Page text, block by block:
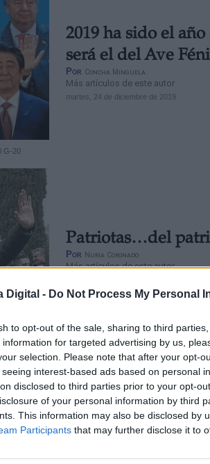
Digital - Do Not Process My Personal
to opt-out of the sale, sharing to third
information for targeted advertising by us,
selection. Please note that after your opt-
interest-based ads based on personal
disclosed to third parties prior to your opt-
of your personal information by third
This information may also be disclosed by
Participants that may further disclose it to
G-20
2019 ha sido el
será el del Ave
Por Concha Minguela
Más artículos de este autor
martes, 24 de diciembre de 2019
Patriotas…del
Por Nuria Coronado
Más artículos de este autor
El Gobierno
control de PP y
comparenciendo